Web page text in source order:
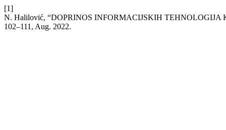
[1]
N. Halilović, “DOPRINOS INFORMACIJSKIH
102–111, Aug. 2022.